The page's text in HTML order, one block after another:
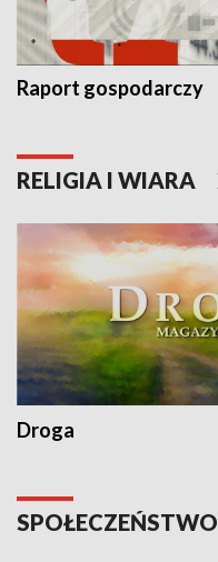
Raport gospodarczy
RELIGIA I WIARA
Droga
SPOŁECZEŃSTWO